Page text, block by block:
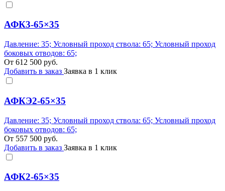
АФК3-65×35
Давление: 35; Условный проход ствола: 65; Условный проход
боковых отводов: 65;
От 612 500 руб.
Добавить в заказ Заявка в 1 клик
АФКЭ2-65×35
Давление: 35; Условный проход ствола: 65; Условный проход
боковых отводов: 65;
От 557 500 руб.
Добавить в заказ Заявка в 1 клик
АФК2-65×35